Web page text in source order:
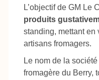
L’objectif de GM Le
produits
standing, mettant en
artisans fromagers.
Le nom de la
fromagère du Berry,